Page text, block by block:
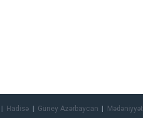
Hadisə Güney Azərbaycan Mədəniyyət